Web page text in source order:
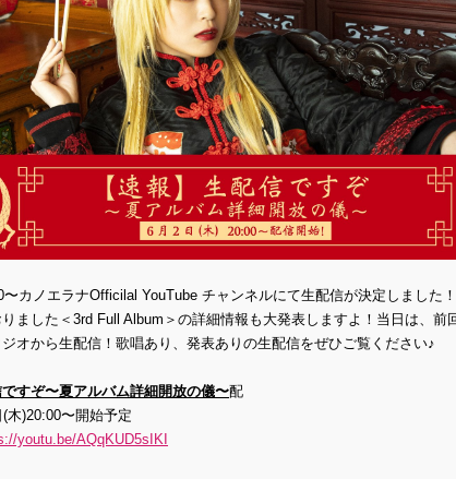
〜カノエラナOfficilal YouTube チャンネルにて生配信が決定しました！
ました＜3rd Full Album ＞の詳細情報も大発表しますよ！ 当日は、前
オから生配信！ 歌唱あり、発表ありの生配信をぜひご覧ください♪
ですぞ〜夏アルバム詳細開放の儀〜配
(木)20:00〜開始予定
youtu.be/AQqKUD5sIKI